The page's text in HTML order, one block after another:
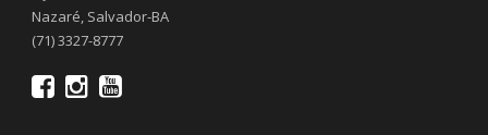
Nazaré, Salvador-BA
(71) 3327-8777